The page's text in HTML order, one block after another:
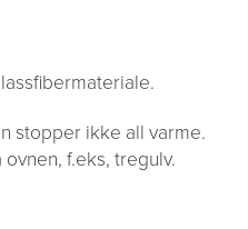
stopper ikke all varme.
f.eks, tregulv.